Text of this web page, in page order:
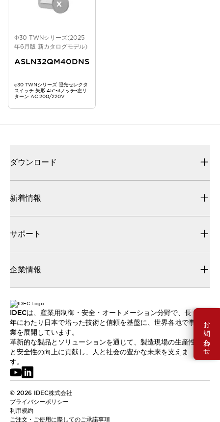
お問い合わせ
Φ30 TWNシリーズ(2025
年6月版 新カタログモデル)
ASLN32QM40DNS
φ30 TWNシリーズ 照光セレクタ
スイッチ 矢形 45°-3ノッチ-左リ
ターン AC 200/220V
ダウンロード
新着情報
サポート
企業情報
IDECは、産業用制御・安全・オートメーション分野で、長
年にわたり日本で培った技術と信頼を基盤に、世界各地で事
業を展開しています。
革新的な製品とソリューションを通じて、製造現場の生産性
と安全性の向上に貢献し、人と社会の豊かな未来を支えま
す。
© 2026 IDEC株式会社
プライバシーポリシー
利用規約
ご注文・ご使用に際してのご承諾事項